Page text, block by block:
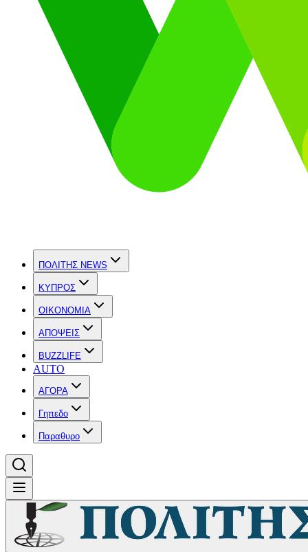
ΠΟΛΙΤΗΣ NEWS
ΚΥΠΡΟΣ
OIKONOMIA
ΑΠΟΨΕΙΣ
BUZZLIFE
AUTO
ΑΓΟΡΑ
Γηπεδο
Παραθυρο